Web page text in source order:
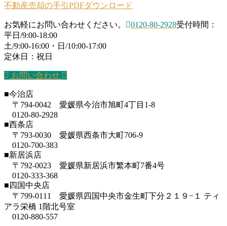
不動産売却の手引PDFダウンロード
お気軽にお問い合わせください。 0120-80-2928受付時間：
平日/9:00-18:00
土/9:00-16:00・日/10:00-17:00
定休日：祝日
お問い合わせ
■今治店
〒794-0042 愛媛県今治市旭町4丁目1-8
0120-80-2928
■西条店
〒793-0030 愛媛県西条市大町706-9
0120-700-383
■新居浜店
〒792-0023 愛媛県新居浜市繁本町7番4号
0120-333-368
■四国中央店
〒799-0111 愛媛県四国中央市金生町下分２１９−１ ティ
アラ栄橋 1階北号室
0120-880-557